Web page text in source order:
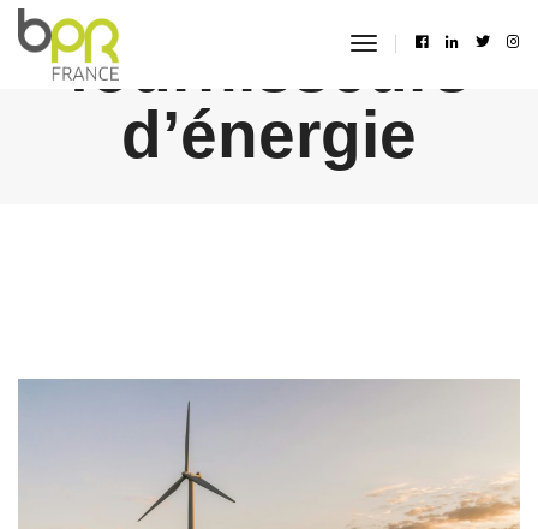
toggle
fournisseurs
d’énergie